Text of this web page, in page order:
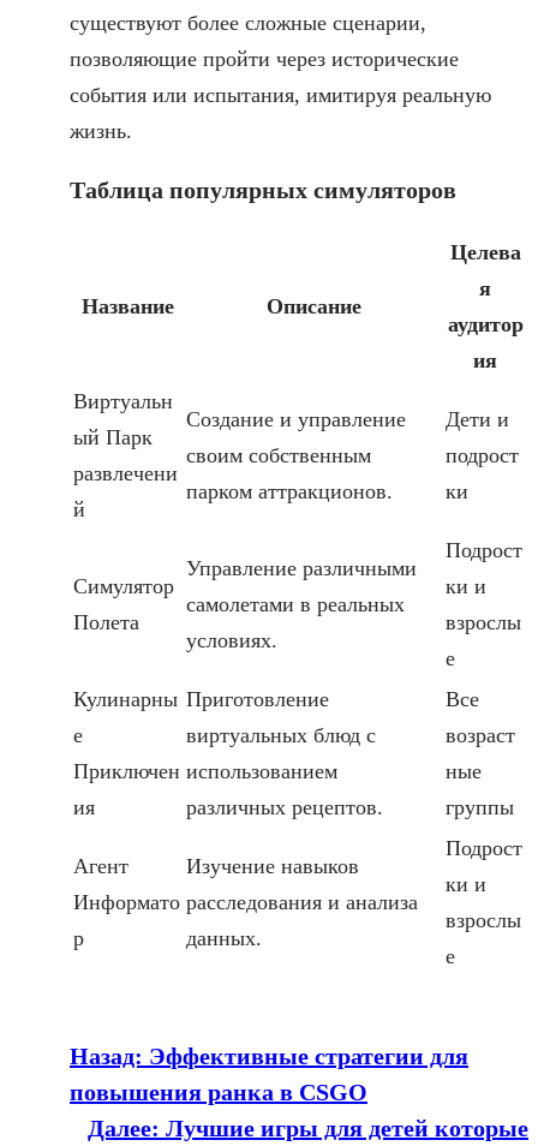
существуют более сложные сценарии,
позволяющие пройти через исторические
события или испытания, имитируя реальную
жизнь.
Таблица популярных симуляторов
Название Описание
Целева
я
аудитор
ия
Виртуальн
ый Парк
развлечени
й
Создание и управление
своим собственным
парком аттракционов.
Дети и
подрост
ки
Симулятор
Полета
Управление различными
самолетами в реальных
условиях.
Подрост
ки и
взрослы
е
Кулинарны
е
Приключен
ия
Приготовление
виртуальных блюд с
использованием
различных рецептов.
Все
возраст
ные
группы
Агент
Информато
р
Изучение навыков
расследования и анализа
данных.
Подрост
ки и
взрослы
е
Назад: Эффективные стратегии для
повышения ранка в CSGO
Далее: Лучшие игры для детей которые